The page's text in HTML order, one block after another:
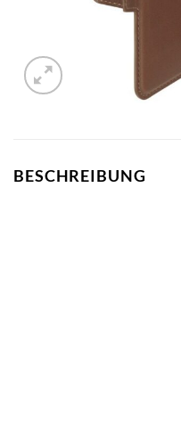
BESCHREIBUNG